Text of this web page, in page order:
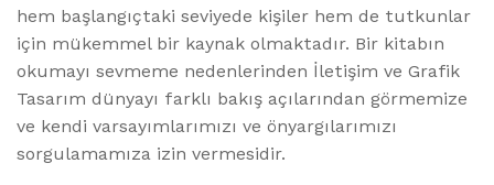
hem başlangıçtaki seviyede kişiler hem de tutkunlar
için mükemmel bir kaynak olmaktadır. Bir kitabın
okumayı sevmeme nedenlerinden İletişim ve Grafik
Tasarım dünyayı farklı bakış açılarından görmemize
ve kendi varsayımlarımızı ve önyargılarımızı
sorgulamamıza izin vermesidir.